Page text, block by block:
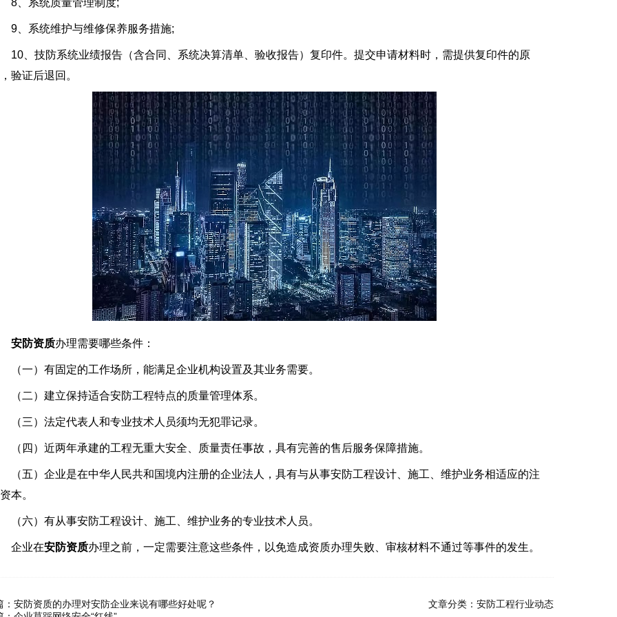
系统质量管理制度;
系统维护与维修保养服务措施;
技防系统业绩报告（含合同、系统决算清单、验收报告）复印件。提交申请材料时，需提供复印件的原
验证后退回。
安防资质办理需要哪些条件：
）有固定的工作场所，能满足企业机构设置及其业务需要。
）建立保持适合安防工程特点的质量管理体系。
）法定代表人和专业技术人员须均无犯罪记录。
）近两年承建的工程无重大安全、质量责任事故，具有完善的售后服务保障措施。
）企业是在中华人民共和国境内注册的企业法人，具有与从事安防工程设计、施工、维护业务相适应的注
本。
）有从事安防工程设计、施工、维护业务的专业技术人员。
业在安防资质办理之前，一定需要注意这些条件，以免造成资质办理失败、审核材料不通过等事件的发生。
文章分类： 安防工程行业动态
安防资质的办理对安防企业来说有哪些好处呢？